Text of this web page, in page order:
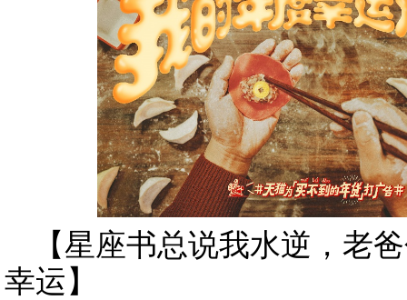
【星座书总说我水逆，老
幸运】